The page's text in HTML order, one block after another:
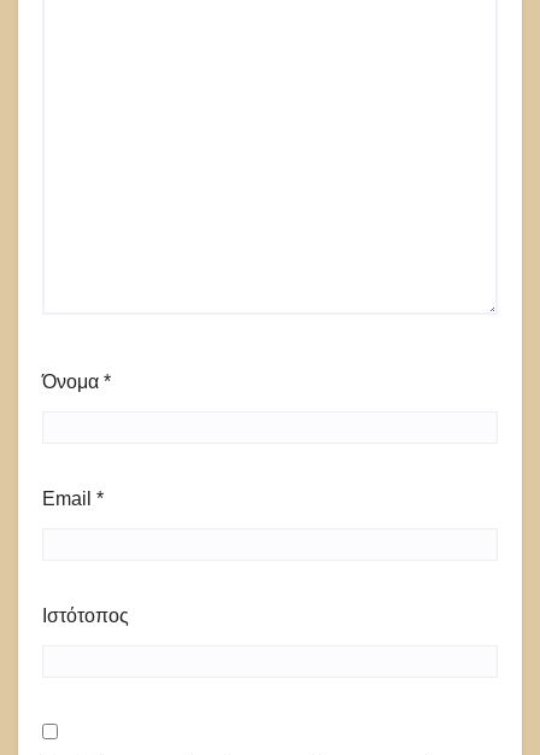
Όνομα *
Email *
Ιστότοπος